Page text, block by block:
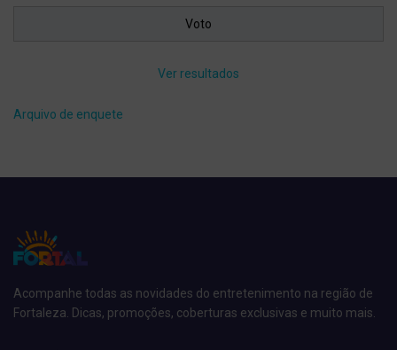
Ver resultados
Arquivo de enquete
Acompanhe todas as novidades do entretenimento na região de
Fortaleza. Dicas, promoções, coberturas exclusivas e muito mais.